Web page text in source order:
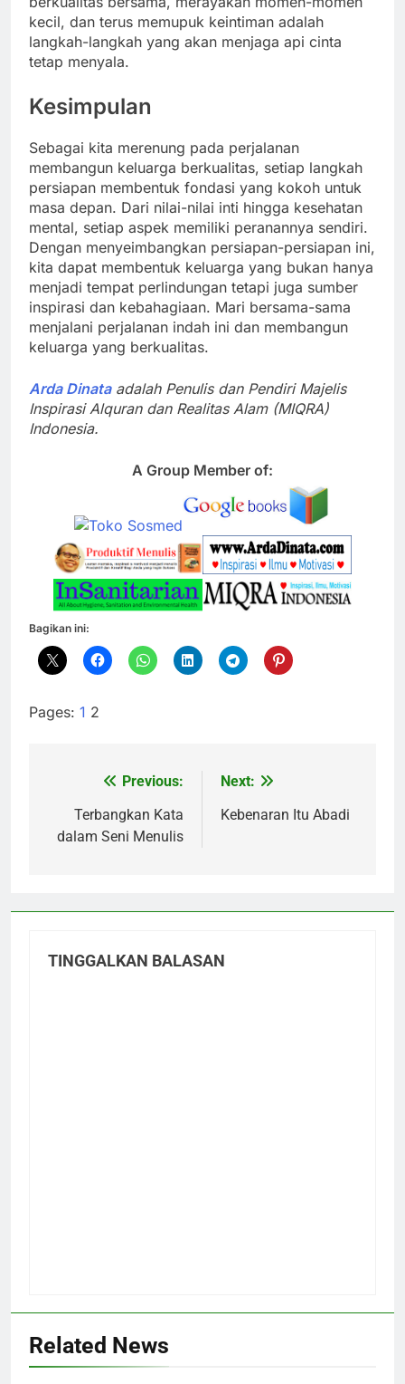
kecil, dan terus memupuk keintiman adalah
langkah-langkah yang akan menjaga api cinta
tetap menyala.
Kesimpulan
Sebagai kita merenung pada perjalanan
membangun keluarga berkualitas, setiap langkah
persiapan membentuk fondasi yang kokoh untuk
masa depan. Dari nilai-nilai inti hingga kesehatan
mental, setiap aspek memiliki peranannya sendiri.
Dengan menyeimbangkan persiapan-persiapan ini,
kita dapat membentuk keluarga yang bukan hanya
menjadi tempat perlindungan tetapi juga sumber
inspirasi dan kebahagiaan. Mari bersama-sama
menjalani perjalanan indah ini dan membangun
keluarga yang berkualitas.
Arda Dinataadalah Penulis dan Pendiri Majelis
Inspirasi Alquran dan Realitas Alam (MIQRA)
Indonesia.
A Group Member of:
Bagikan ini:
Pages: 1 2
Navigasi
pos
Previous:
Terbangkan Kata
dalam Seni Menulis
Next:
Kebenaran Itu Abadi
TINGGALKAN BALASAN
Related News